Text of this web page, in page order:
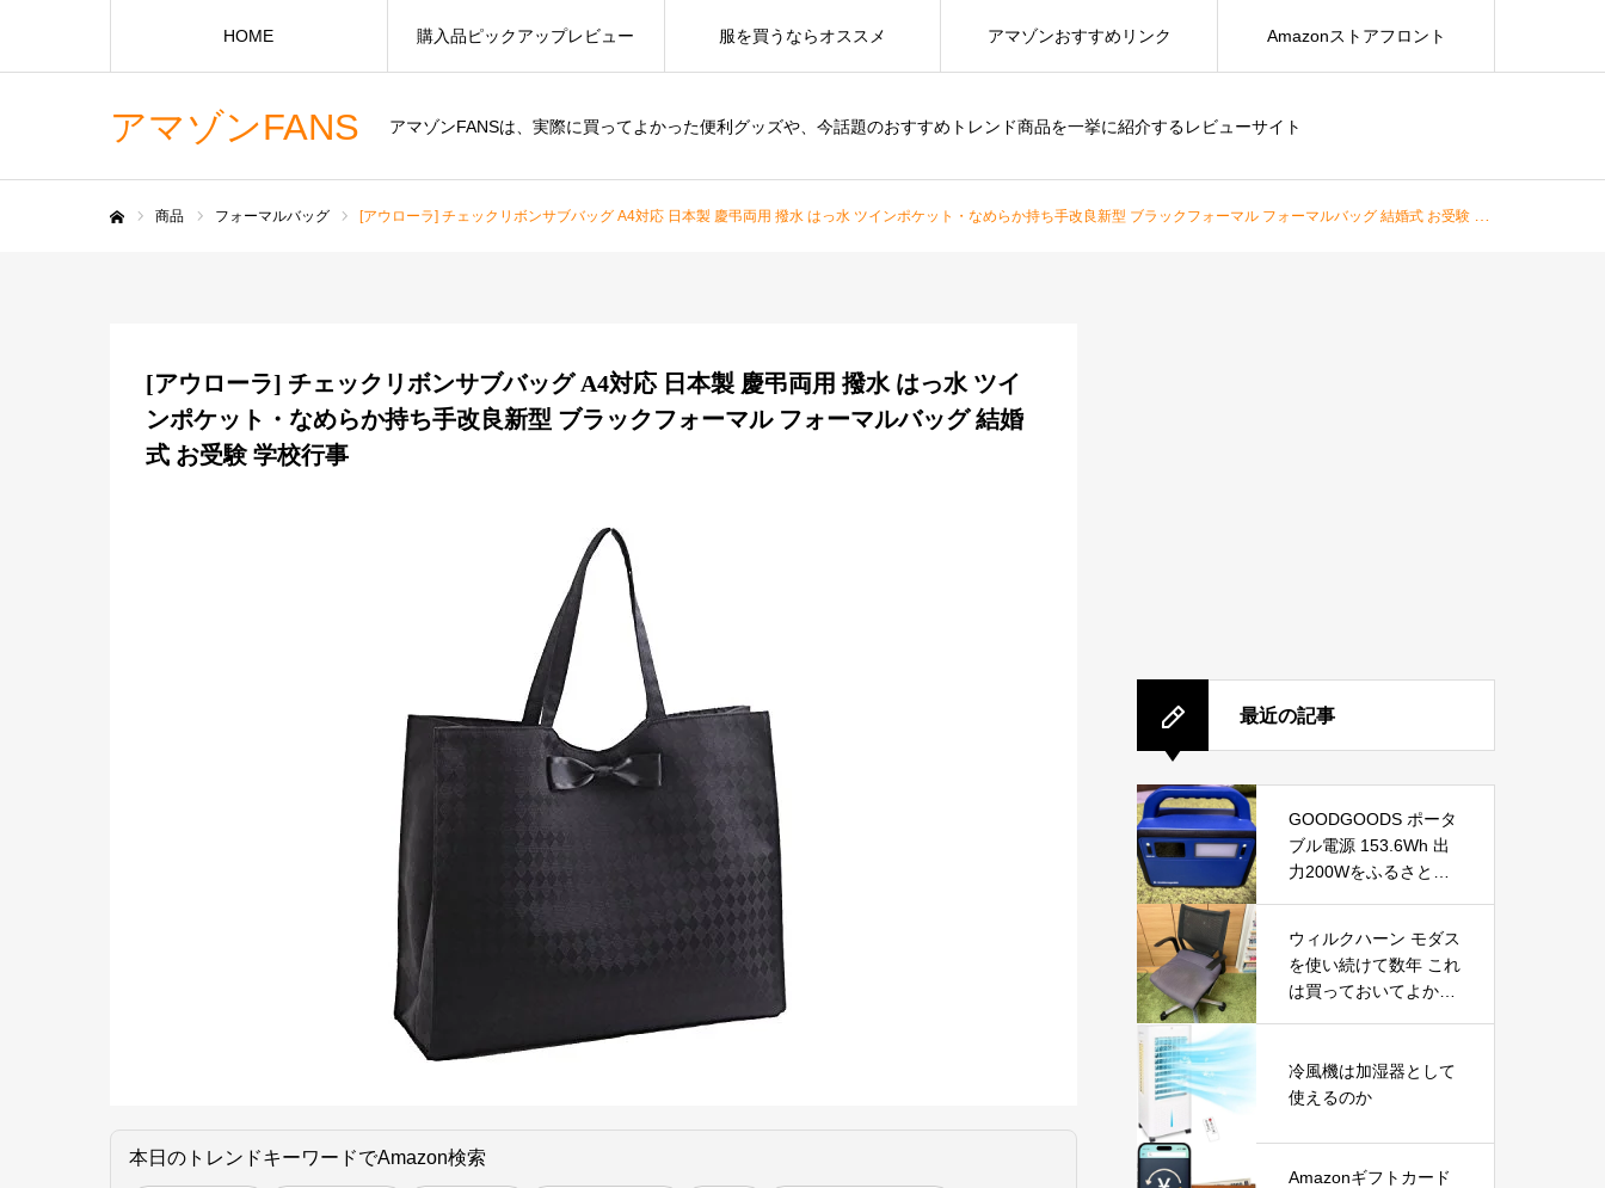
アマゾンFANS アマゾンFANSは、実際に買ってよかった便利グッズや、今話題のおすすめトレンド商品を一挙に紹介するレビューサイト
HOME 購入品ピックアップレビュー 服を買うならオススメ アマゾンおすすめリンク Amazonストアフロント
商品 フォーマルバッグ [アウローラ] チェックリボンサブバッグ A4対応 日本製 慶弔両用 撥水 はっ水 ツインポケット・なめらか持ち手改良新型 ブラックフォーマル フォーマルバッグ 結婚式 お受験 学校行事
[アウローラ] チェックリボンサブバッグ A4対応 日本製 慶弔両用 撥水 はっ水 ツイ
ンポケット・なめらか持ち手改良新型 ブラックフォーマル フォーマルバッグ 結婚
式 お受験 学校行事
本日のトレンドキーワードでAmazon検索
最近の記事
GOODGOODS ポータ
ブル電源 153.6Wh 出
力200Wをふるさと納
な小型ポータブル電源
を徹底レビュー
ウィルクハーン モダス
を使い続けて数年 これ
は買っておいてよかっ
冷風機は加湿器として
使えるのか
Amazonギフトカード